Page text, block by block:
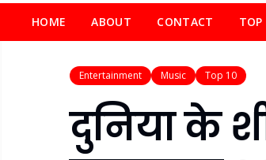
HOME ABOUT CONTACT TOP
Entertainment Music Top 10
दुनिया के